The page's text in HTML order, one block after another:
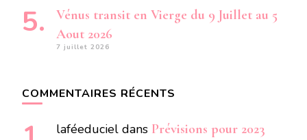
Vénus transit en Vierge du 9 Juillet au 5
Aout 2026
7 juillet 2026
COMMENTAIRES RÉCENTS
laféeduciel dans Prévisions pour 2023